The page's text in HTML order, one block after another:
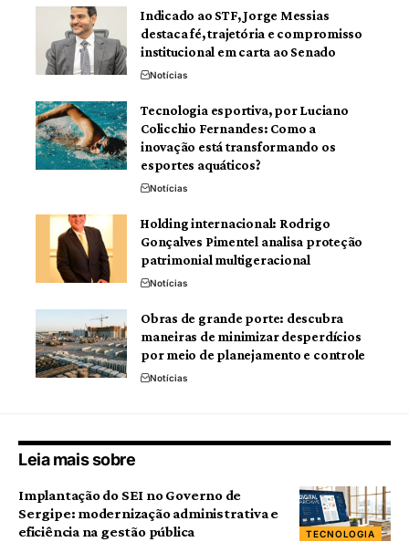
Indicado ao STF, Jorge Messias
destaca fé, trajetória e compromisso
institucional em carta ao Senado
Notícias
Tecnologia esportiva, por Luciano
Colicchio Fernandes: Como a
inovação está transformando os
esportes aquáticos?
Notícias
Holding internacional: Rodrigo
Gonçalves Pimentel analisa proteção
patrimonial multigeracional
Notícias
Obras de grande porte: descubra
maneiras de minimizar desperdícios
por meio de planejamento e controle
Notícias
Leia mais sobre
TECNOLOGIA
Implantação do SEI no Governo de
Sergipe: modernização administrativa e
eficiência na gestão pública